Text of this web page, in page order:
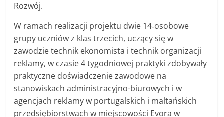
Rozwój.
W ramach realizacji projektu dwie 14‑osobowe
grupy uczniów z klas trzecich, uczący się w
zawodzie technik ekonomista i technik organizacji
reklamy, w czasie 4 tygodniowej praktyki zdobywały
praktyczne doświadczenie zawodowe na
stanowiskach administracyjno-biurowych i w
agencjach reklamy w portugalskich i maltańskich
przedsiębiorstwach w miejscowości Evora w